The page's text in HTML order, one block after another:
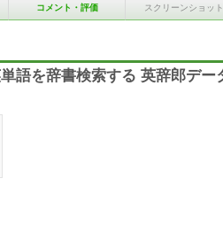
コメント・評価 スクリーンショット
語を辞書検索する 英辞郎デー